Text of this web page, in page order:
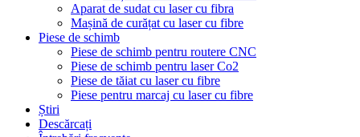
Aparat de sudat cu laser cu fibra
Mașină de curățat cu laser cu fibre
Piese de schimb
Piese de schimb pentru routere CNC
Piese de schimb pentru laser Co2
Piese de tăiat cu laser cu fibre
Piese pentru marcaj cu laser cu fibre
Știri
Descărcați